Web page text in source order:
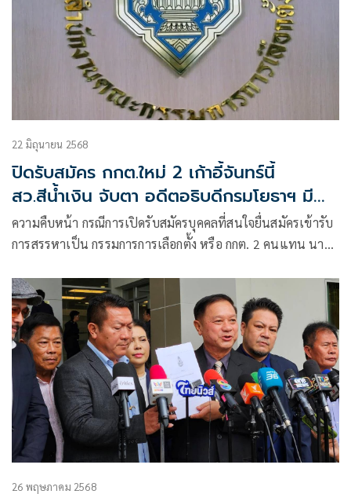
22 มิถุนายน 2568
ปิดรับสมัคร กกต.ใหม่ 2 เก้าอี้จันทร์นี้
สว.สีน้ำเงิน จับตา อดีตอธิบดีกรมโยธาฯ มี
ลุ้น
ความคืบหน้า กรณีการเปิดรับสมัครบุคคลที่สนใจยื่นสมัครเข้ารับ
การสรรหาเป็น กรรมการการเลือกตั้ง หรือ กกต. 2 คนแทน นาย
ไพบูลย์ กรรมการกกต.ที่จะหมดวาระการดำรงตำแหน่งในเดือน
สิงหาคมนี้
26 พฤษภาคม 2568